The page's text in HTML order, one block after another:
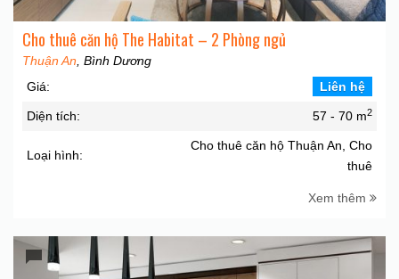
Cho thuê căn hộ The Habitat – 2 Phòng ngủ
Thuận An , Bình Dương
Giá:
Liên hệ
Diện tích: 57 - 70 m2
Loại hình:
Cho thuê căn hộ Thuận An, Cho
thuê
Xem thêm